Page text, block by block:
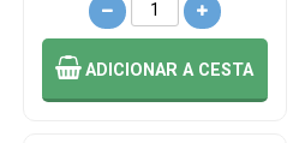
ADICIONARA CESTA